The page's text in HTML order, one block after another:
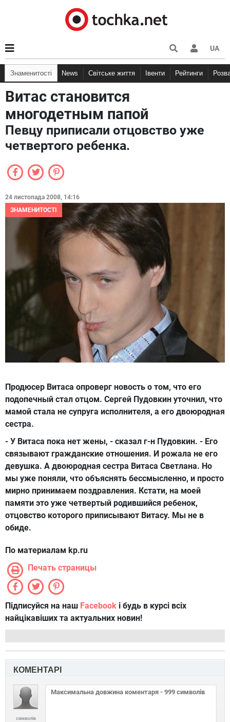
UA
Знаменитості News Світське життя Івенти Рейтинги
Витас становится
многодетным папой
Певцу приписали отцовство уже
четвертого ребенка.
24 листопада 2008, 14:16
ЗНАМЕНИТОСТІ
Продюсер Витаса опроверг новость о том, что его
подопечный стал отцом. Сергей Пудовкин уточнил, что
мамой стала не супруга исполнителя, а его двоюродная
сестра.
- У Витаса пока нет жены, - сказал г-н Пудовкин. - Его
связывают гражданские отношения. И рожала не его
девушка. А двоюродная сестра Витаса Светлана. Но
мы уже поняли, что объяснять бессмысленно, и просто
мирно принимаем поздравления. Кстати, на моей
памяти это уже четвертый родившийся ребенок,
отцовство которого приписывают Витасу. Мы не в
обиде.
По материалам kp.ru
Печать страницы
Підписуйся на наш Facebook і будь в курсі всіх
найцікавіших та актуальних новин!
КОМЕНТАРІ
символів